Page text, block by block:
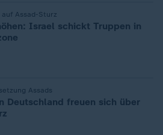
auf Assad-Sturz
Israel schickt Truppen in
Assads
Deutschland freuen sich über